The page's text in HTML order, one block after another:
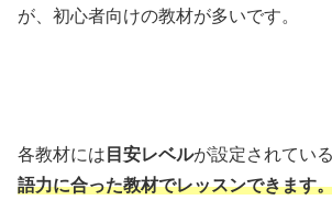
が、初心者向けの教材が多いです。
各教材には 目安レベルが設定されている
語力に合った教材でレッスンできます